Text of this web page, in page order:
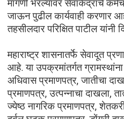
मागणी भरल्यावर सेवाकेंद्राचे
जाऊन पुढील कार्यवाही करणार
तहसीलदार परिक्षित पाटील यांनी
महाराष्ट्र शासनातर्फे सेवादूत
आहे. या उपक्रमांतर्गत ग्रामस्थांना
अधिवास प्रमाणपत्र, जातीचा
प्रमाणपत्र, उत्पन्नाचा दाखला,
ज्येष्ठ नागरिक प्रमाणपत्र,